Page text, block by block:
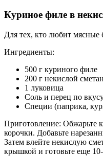
Куриное филе в
Для тех, кто любит мясные
Ингредиенты:
500 г куриного филе
200 г некислой
1 луковица
Соль и перец по
Специи (паприка,
Приготовление: Обжарьте
корочки. Добавьте
Затем влейте некислую
крышкой и готовьте еще